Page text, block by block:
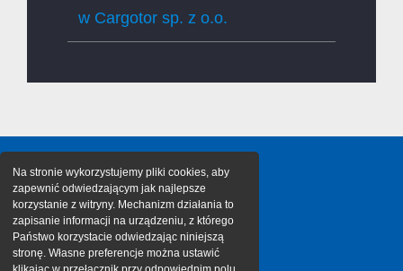
w Cargotor sp. z o.o.
Na stronie wykorzystujemy pliki cookies, aby
zapewnić odwiedzającym jak najlepsze
korzystanie z witryny. Mechanizm działania to
zapisanie informacji na urządzeniu, z którego
Państwo korzystacie odwiedzając niniejszą
stronę. Własne preferencje można ustawić